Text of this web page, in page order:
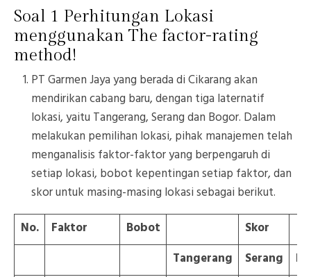
Soal 1 Perhitungan Lokasi
menggunakan The factor-rating
method!
PT Garmen Jaya yang berada di Cikarang akan
mendirikan cabang baru, dengan tiga laternatif
lokasi, yaitu Tangerang, Serang dan Bogor. Dalam
melakukan pemilihan lokasi, pihak manajemen telah
menganalisis faktor-faktor yang berpengaruh di
setiap lokasi, bobot kepentingan setiap faktor, dan
skor untuk masing-masing lokasi sebagai berikut.
No.
Faktor Bobot
Skor
Tangerang
Serang